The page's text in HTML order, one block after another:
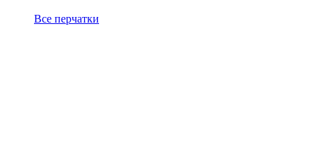
Все перчатки